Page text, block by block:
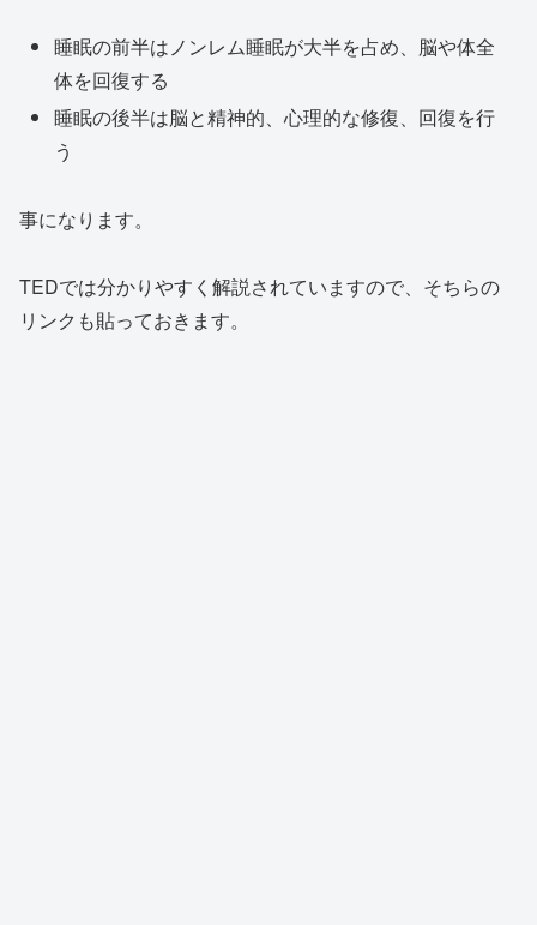
睡眠の前半はノンレム睡眠が大半を占め、脳や体全
体を回復する
睡眠の後半は脳と精神的、心理的な修復、回復を行
う
事になります。
TEDでは分かりやすく解説されていますので、そちらの
リンクも貼っておきます。